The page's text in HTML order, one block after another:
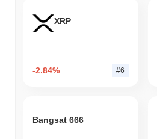
XRP
-2.84% #6
Bangsat 666